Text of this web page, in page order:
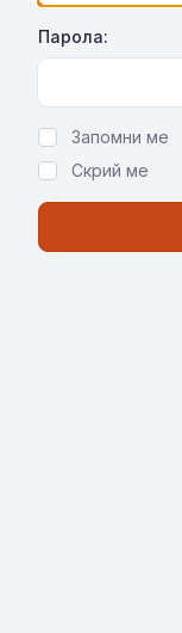
Парола:
Запомни ме
Скрий ме